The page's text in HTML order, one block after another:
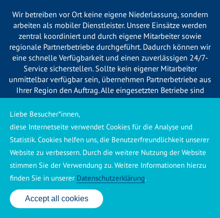
Wir betreiben vor Ort keine eigene Niederlassung, sondern
arbeiten als mobiler Dienstleister. Unsere Einsätze werden
zentral koordiniert und durch eigene Mitarbeiter sowie
regionale Partnerbetriebe durchgeführt. Dadurch können wir
eine schnelle Verfügbarkeit und einen zuverlässigen 24/7-
Service sicherstellen. Sollte kein eigener Mitarbeiter
unmittelbar verfügbar sein, übernehmen Partnerbetriebe aus
Ihrer Region den Auftrag. Alle eingesetzten Betriebe sind
verpflichtet, Sie vor Beginn der Arbeiten transparent über die
voraussichtlichen Kosten zu informieren und ortsübliche
Preise zu berechnen.
Käuferschutz ansehen|Impressum|Datenschutzerklärung
24 Std. Service: ✆ 0176 160 517 86
Accept all cookies
Liebe Besucher*innen,
diese Internetseite verwendet Cookies für die Analyse und
Statistik. Cookies helfen uns, die Benutzerfreundlichkeit unserer
Website zu verbessern. Durch die weitere Nutzung der Website
stimmen Sie der Verwendung zu. Weitere Informationen hierzu
finden Sie in unserer Datenschutzerklärung.